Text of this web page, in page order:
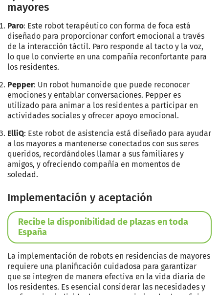
mayores
Paro: Este robot terapéutico con forma de foca está
diseñado para proporcionar confort emocional a través
de la interacción táctil. Paro responde al tacto y la voz,
lo que lo convierte en una compañía reconfortante para
los residentes.
Pepper: Un robot humanoide que puede reconocer
emociones y entablar conversaciones. Pepper es
utilizado para animar a los residentes a participar en
actividades sociales y ofrecer apoyo emocional.
ElliQ: Este robot de asistencia está diseñado para ayudar
a los mayores a mantenerse conectados con sus seres
queridos, recordándoles llamar a sus familiares y
amigos, y ofreciendo compañía en momentos de
soledad.
Implementación y aceptación
Recibe la disponibilidad de plazas en toda
España
La implementación de robots en residencias de mayores
requiere una planificación cuidadosa para garantizar
que se integren de manera efectiva en la vida diaria de
los residentes. Es esencial considerar las necesidades y